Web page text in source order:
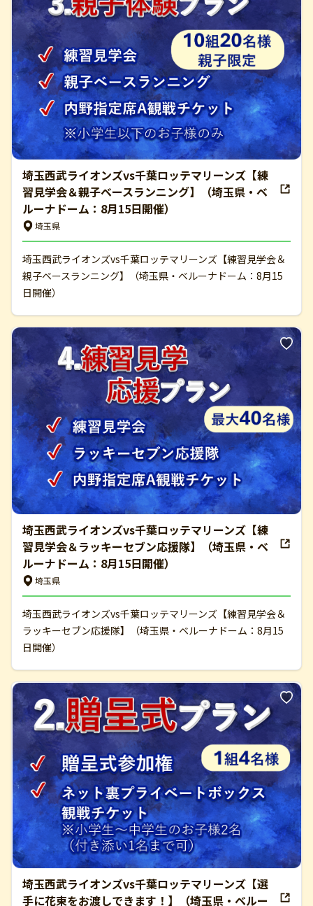
埼玉西武ライオンズvs千葉ロッテマリーンズ【練
習見学会＆親子ベースランニング】（埼玉県・ベ
ルーナドーム：8月15日開催）
埼玉県
埼玉西武ライオンズvs千葉ロッテマリーンズ【練習見学会＆
親子ベースランニング】（埼玉県・ベルーナドーム：8月15
日開催）
埼玉西武ライオンズvs千葉ロッテマリーンズ【練
習見学会＆ラッキーセブン応援隊】（埼玉県・ベ
ルーナドーム：8月15日開催）
埼玉県
埼玉西武ライオンズvs千葉ロッテマリーンズ【練習見学会＆
ラッキーセブン応援隊】（埼玉県・ベルーナドーム：8月15
日開催）
埼玉西武ライオンズvs千葉ロッテマリーンズ【選
手に花束をお渡しできます！】（埼玉県・ベルー